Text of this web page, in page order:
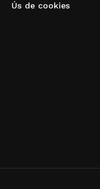
Ús de cookies